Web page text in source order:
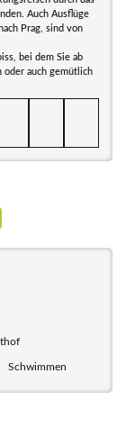
Auch Ausflüge
Prag, sind von
bei dem Sie ab
oder auch gemütlich
Schwimmen